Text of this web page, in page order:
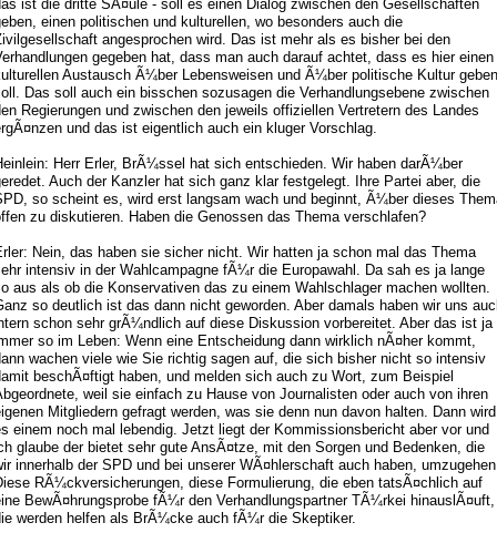
ist die dritte SÃ¤ule - soll es einen Dialog zwischen den Gesellschaften
einen politischen und kulturellen, wo besonders auch die
angesprochen wird. Das ist mehr als es bisher bei den
gegeben hat, dass man auch darauf achtet, dass es hier einen
Austausch Ã¼ber Lebensweisen und Ã¼ber politische Kultur geben
Das soll auch ein bisschen sozusagen die Verhandlungsebene zwischen
Regierungen und zwischen den jeweils offiziellen Vertretern des Landes
und das ist eigentlich auch ein kluger Vorschlag.
Herr Erler, BrÃ¼ssel hat sich entschieden. Wir haben darÃ¼ber
Auch der Kanzler hat sich ganz klar festgelegt. Ihre Partei aber, die
so scheint es, wird erst langsam wach und beginnt, Ã¼ber dieses
zu diskutieren. Haben die Genossen das Thema verschlafen?
Nein, das haben sie sicher nicht. Wir hatten ja schon mal das Thema
intensiv in der Wahlcampagne fÃ¼r die Europawahl. Da sah es ja lange
aus als ob die Konservativen das zu einem Wahlschlager machen wollten.
so deutlich ist das dann nicht geworden. Aber damals haben wir uns
schon sehr grÃ¼ndlich auf diese Diskussion vorbereitet. Aber das ist ja
so im Leben: Wenn eine Entscheidung dann wirklich nÃ¤her kommt,
wachen viele wie Sie richtig sagen auf, die sich bisher nicht so intensiv
beschÃ¤ftigt haben, und melden sich auch zu Wort, zum Beispiel
weil sie einfach zu Hause von Journalisten oder auch von ihren
Mitgliedern gefragt werden, was sie denn nun davon halten. Dann wird
einem noch mal lebendig. Jetzt liegt der Kommissionsbericht aber vor und
glaube der bietet sehr gute AnsÃ¤tze, mit den Sorgen und Bedenken, die
innerhalb der SPD und bei unserer WÃ¤hlerschaft auch haben, umzugehen.
RÃ¼ckversicherungen, diese Formulierung, die eben tatsÃ¤chlich auf
BewÃ¤hrungsprobe fÃ¼r den Verhandlungspartner TÃ¼rkei hinauslÃ¤uft,
werden helfen als BrÃ¼cke auch fÃ¼r die Skeptiker.